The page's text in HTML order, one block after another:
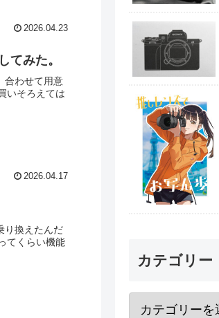
2026.04.23
てみた。
合わせて用意
いそろえては
2026.04.17
り換えたんだ
てくらい機能
カテゴリー